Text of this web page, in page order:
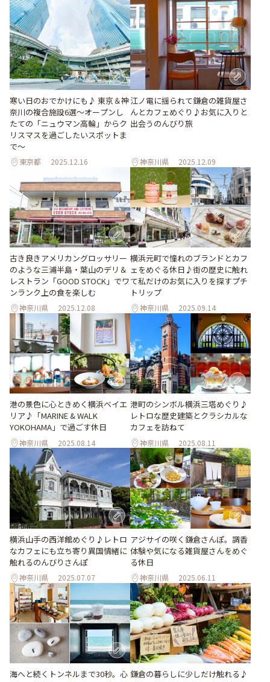
寒い日のおでかけにも♪ 東京＆神
奈川の複合施設6選～オープンし
たての「ニュウマン高輪」からク
リスマスを過ごしたいスポットま
で～
東京都 2025.12.16
江ノ電に揺られて鎌倉の雑貨屋さ
んとカフェめぐり♪お気に入りと
出会うのんびり旅
神奈川県 2025.12.09
古き良きアメリカングロッサリー
のような三浦半島・葉山のデリ＆
レストラン「GOOD STOCK」でワ
ンランク上の食を楽しむ
神奈川県 2025.12.08
横浜元町で憧れのブランドとカフ
ェをめぐる休日♪街の歴史に触れ
て私だけのお気に入りを探すプチ
トリップ
神奈川県 2025.09.14
港の景色に心ときめく横浜ベイエ
リア♪「MARINE & WALK
YOKOHAMA」で過ごす休日
神奈川県 2025.08.14
港町のシンボル横浜三塔めぐり♪
レトロな歴史建築とクラシカルな
カフェを訪ねて
神奈川県 2025.08.11
横浜山手の西洋館めぐり♪レトロ
なカフェにも立ち寄り異国情緒に
触れるのんびりさんぽ
神奈川県 2025.07.07
アジサイの咲く鎌倉さんぽ。調香
体験や気になる雑貨屋さんをめぐ
る休日
神奈川県 2025.06.11
海へと続くトンネルまで30秒。心 鎌倉の暮らしに少しだけ触れる♪